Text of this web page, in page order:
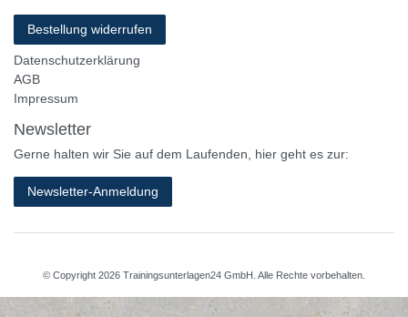
Bestellung widerrufen
Datenschutzerklärung
AGB
Impressum
Newsletter
Gerne halten wir Sie auf dem Laufenden, hier geht es zur:
Newsletter-Anmeldung
© Copyright 2026 Trainingsunterlagen24 GmbH. Alle Rechte vorbehalten.